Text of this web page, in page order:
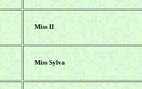
Miss II
Miss Sylva